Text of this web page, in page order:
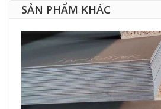
SẢN PHẨM KHÁC